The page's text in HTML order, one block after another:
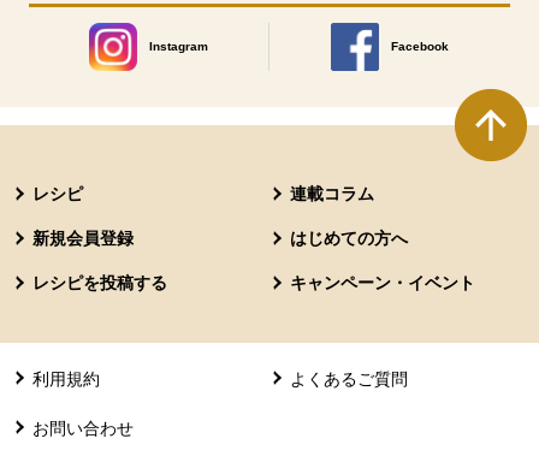
Instagram
別のウィンドウで開きます。
Facebook
別のウィンドウで開きます
レシピ 連載コラム
新規会員登録 はじめての方へ
レシピを投稿する キャンペーン・イベント
利用規約 よくあるご質問
お問い合わせ